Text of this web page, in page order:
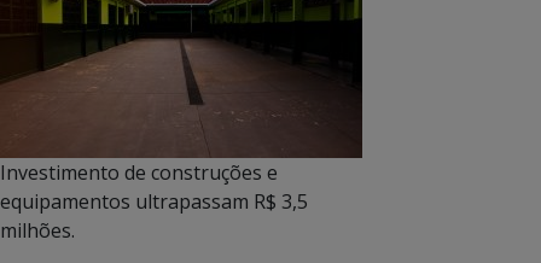
Investimento de construções e
equipamentos ultrapassam R$ 3,5
milhões.